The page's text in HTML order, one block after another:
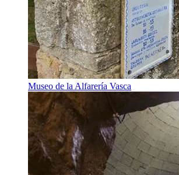
Museo de la Alfarería Vasca